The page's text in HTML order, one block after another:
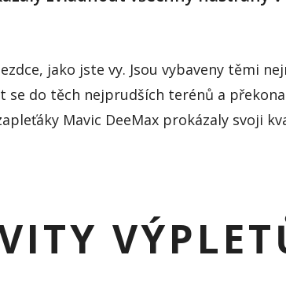
, jako jste vy. Jsou vybaveny těmi
se do těch nejprudších terénů a
Mavic DeeMax prokázaly svoji